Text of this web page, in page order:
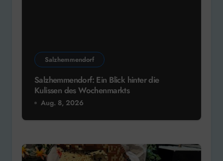
Salzhemmendorf
Salzhemmendorf: Ein Blick hinter die
Kulissen des Wochenmarkts
Aug. 8, 2026